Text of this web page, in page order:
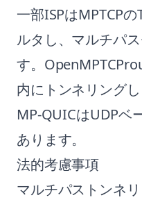
一部ISPはMPTCP
ルタし、マルチパ
す。
内にトンネリング
MP-QUICはUDPベ
あります。
法的考慮事項
マルチパストンネ